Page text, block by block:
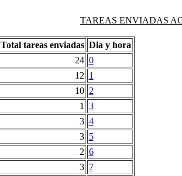
TAREAS ENVIADAS
Total tareas enviadas Dia y hora
24 0
12 1
10 2
1
3
3 4
3 5
2 6
3 7